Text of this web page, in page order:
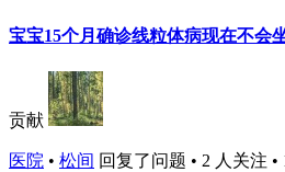
宝宝15个月确诊线粒体病现在不会
贡献
医院 • 松间 回复了问题 • 2 人关注 •